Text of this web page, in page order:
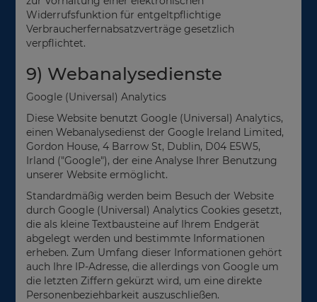
Widerrufsfunktion für entgeltpflichtige
Verbraucherfernabsatzverträge gesetzlich
verpflichtet.
9) Webanalysedienste
Google (Universal) Analytics
Diese Website benutzt Google (Universal) Analytics,
einen Webanalysedienst der Google Ireland Limited,
Gordon House, 4 Barrow St, Dublin, D04 E5W5,
Irland ("Google"), der eine Analyse Ihrer Benutzung
unserer Website ermöglicht.
Standardmäßig werden beim Besuch der Website
durch Google (Universal) Analytics Cookies gesetzt,
die als kleine Textbausteine auf Ihrem Endgerät
abgelegt werden und bestimmte Informationen
erheben. Zum Umfang dieser Informationen gehört
auch Ihre IP-Adresse, die allerdings von Google um
die letzten Ziffern gekürzt wird, um eine direkte
Personenbeziehbarkeit auszuschließen.